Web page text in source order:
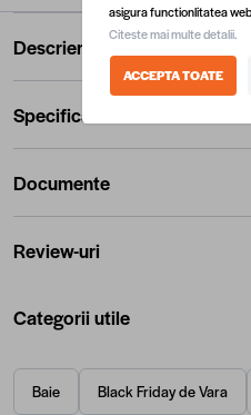
Descriere
Specificatii
Documente
Review-uri
Categorii utile
Baie Black Friday de Vara
asigura functionlitatea
Citeste mai multe detalii.
ACCEPTA TOATE